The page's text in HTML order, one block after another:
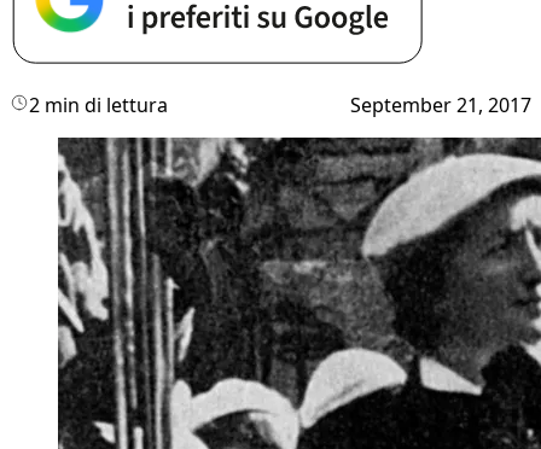
2 min di lettura September 21, 2017